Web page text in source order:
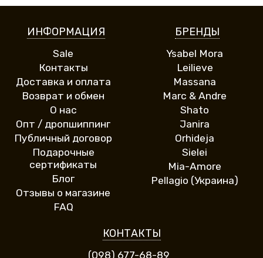
ИНФОРМАЦИЯ
Sale
Контакты
Доставка и оплата
Возврат и обмен
О нас
Опт / дропшиппинг
Публичный договор
Подарочные
сертификаты
Блог
Отзывы о магазине
FAQ
БРЕНДЫ
Ysabel Mora
Leilieve
Massana
Marc & Andre
Shato
Janira
Orhideja
Sielei
Mia-Amore
Pellagio (Украина)
КОНТАКТЫ
(098) 677-68-89